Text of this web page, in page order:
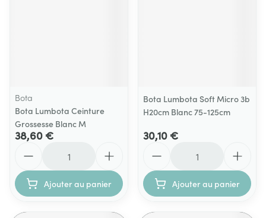
Bota
Bota Lumbota Ceinture
Grossesse Blanc M
38,60 €
Ajouter au panier
Bota Lumbota Soft Micro 3b
H20cm Blanc 75-125cm
30,10 €
Ajouter au panier